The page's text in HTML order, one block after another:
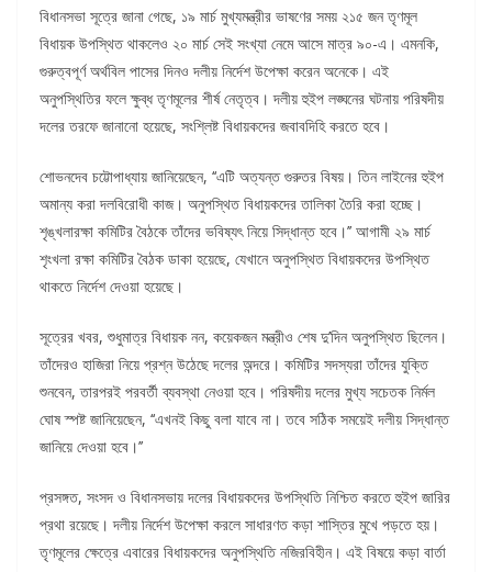
বিধানসভা সূত্রে জানা গেছে, ১৯ মার্চ মুখ্যমন্ত্রীর ভাষণের সময় ২১৫ জন তৃণমূল
বিধায়ক উপস্থিত থাকলেও ২০ মার্চ সেই সংখ্যা নেমে আসে মাত্র ৯০-এ। এমনকি,
গুরুত্বপূর্ণ অর্থবিল পাসের দিনও দলীয় নির্দেশ উপেক্ষা করেন অনেকে। এই
অনুপস্থিতির ফলে ক্ষুব্ধ তৃণমূলের শীর্ষ নেতৃত্ব। দলীয় হুইপ লঙ্ঘনের ঘটনায় পরিষদীয়
দলের তরফে জানানো হয়েছে, সংশ্লিষ্ট বিধায়কদের জবাবদিহি করতে হবে।
শোভনদেব চট্টোপাধ্যায় জানিয়েছেন, ‘‘এটি অত্যন্ত গুরুতর বিষয়। তিন লাইনের হুইপ
অমান্য করা দলবিরোধী কাজ। অনুপস্থিত বিধায়কদের তালিকা তৈরি করা হচ্ছে।
শৃঙ্খলারক্ষা কমিটির বৈঠকে তাঁদের ভবিষ্যৎ নিয়ে সিদ্ধান্ত হবে।’’ আগামী ২৯ মার্চ
শৃংখলা রক্ষা কমিটির বৈঠক ডাকা হয়েছে, যেখানে অনুপস্থিত বিধায়কদের উপস্থিত
থাকতে নির্দেশ দেওয়া হয়েছে।
সূত্রের খবর, শুধুমাত্র বিধায়ক নন, কয়েকজন মন্ত্রীও শেষ দু’দিন অনুপস্থিত ছিলেন।
তাঁদেরও হাজিরা নিয়ে প্রশ্ন উঠেছে দলের অন্দরে। কমিটির সদস্যরা তাঁদের যুক্তি
শুনবেন, তারপরই পরবর্তী ব্যবস্থা নেওয়া হবে। পরিষদীয় দলের মুখ্য সচেতক নির্মল
ঘোষ স্পষ্ট জানিয়েছেন, ‘‘এখনই কিছু বলা যাবে না। তবে সঠিক সময়েই দলীয় সিদ্ধান্ত
জানিয়ে দেওয়া হবে।’’
প্রসঙ্গত, সংসদ ও বিধানসভায় দলের বিধায়কদের উপস্থিতি নিশ্চিত করতে হুইপ জারির
প্রথা রয়েছে। দলীয় নির্দেশ উপেক্ষা করলে সাধারণত কড়া শাস্তির মুখে পড়তে হয়।
তৃণমূলের ক্ষেত্রে এবারের বিধায়কদের অনুপস্থিতি নজিরবিহীন। এই বিষয়ে কড়া বার্তা